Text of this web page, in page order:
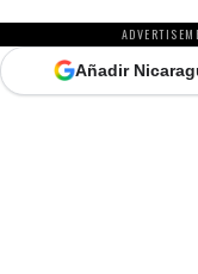
Añadir